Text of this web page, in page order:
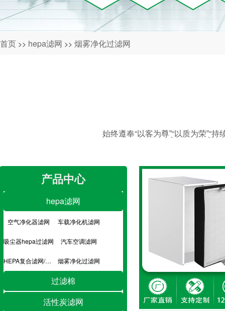
首页 >> hepa滤网 >> 烟雾净化过滤网
始终遵奉“以客为尊”̖“以质为荣”̖“
产品中心
hepa滤网
空气净化器滤网 车载净化机滤网
吸尘器hepa过滤网 汽车空调滤网
HEPA复合滤网/hepa滤芯 烟雾净化过滤网
过滤棉
活性炭滤网